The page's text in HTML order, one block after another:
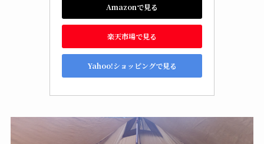
Amazonで見る
楽天市場で見る
Yahoo!ショッピングで見る